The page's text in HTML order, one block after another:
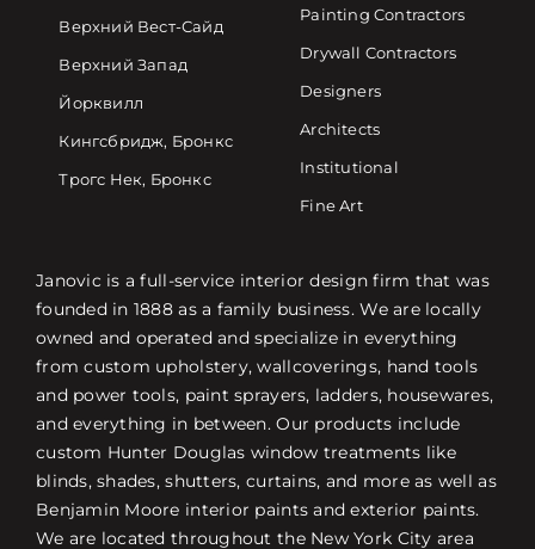
Верхний Вест-Сайд
Верхний Запад
Йорквилл
Кингсбридж, Бронкс
Трогс Нек, Бронкс
Painting Contractors
Drywall Contractors
Designers
Architects
Institutional
Fine Art
Janovic is a full-service interior design firm that was
founded in 1888 as a family business. We are locally
owned and operated and specialize in everything
from custom upholstery, wallcoverings, hand tools
and power tools, paint sprayers, ladders, housewares,
and everything in between. Our products include
custom Hunter Douglas window treatments like
blinds, shades, shutters, curtains, and more as well as
Benjamin Moore interior paints and exterior paints.
We are located throughout the New York City area